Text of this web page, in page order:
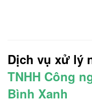
Dịch vụ xử lý
TNHH Công
Bình Xanh